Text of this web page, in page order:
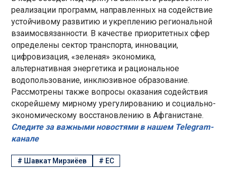
реализации программ, направленных на содействие
устойчивому развитию и укреплению региональной
взаимосвязанности. В качестве приоритетных сфер
определены сектор транспорта, инновации,
цифровизация, «зеленая» экономика,
альтернативная энергетика и рациональное
водопользование, инклюзивное образование.
Рассмотрены также вопросы оказания содействия
скорейшему мирному урегулированию и социально-
экономическому восстановлению в Афганистане.
Следите за важными новостями в нашем Telegram-
канале
# Шавкат Мирзиёев # ЕС